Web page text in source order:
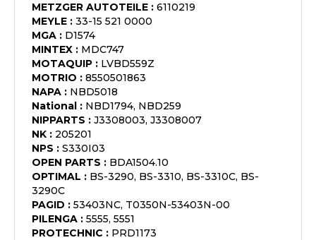
METZGER AUTOTEILE : 6110219
MEYLE : 33-15 521 0000
MGA : D1574
MINTEX : MDC747
MOTAQUIP : LVBD559Z
MOTRIO : 8550501863
NAPA : NBD5018
National : NBD1794, NBD259
NIPPARTS : J3308003, J3308007
NK : 205201
NPS : S330I03
OPEN PARTS : BDA1504.10
OPTIMAL : BS-3290, BS-3310, BS-3310C, BS-
3290C
PAGID : 53403NC, T0350N-53403N-00
PILENGA : 5555, 5551
PROTECHNIC : PRD1173